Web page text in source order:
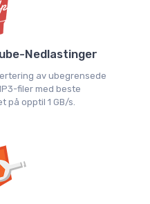
Nedlastinger
av ubegrensede
filer med beste
på opptil 1 GB/s.